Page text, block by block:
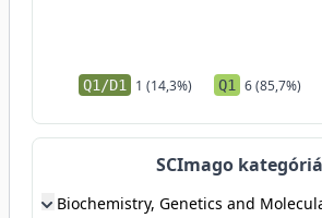
Q1/D1 1 (14,3%) Q1 6 (85,7%)
SCImago
Biochemistry, Genetics and